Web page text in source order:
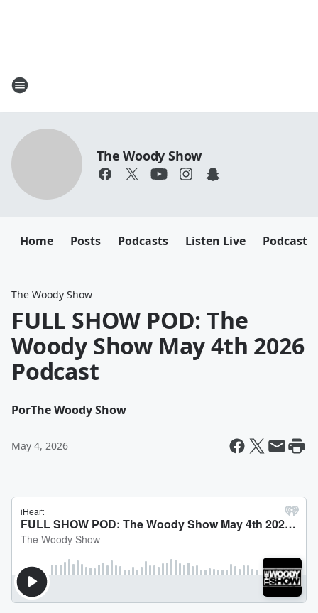
The Woody Show
Home Posts Podcasts Listen Live Podcast
The Woody Show
FULL SHOW POD: The
Woody Show May 4th 2026
Podcast
PorThe Woody Show
May 4, 2026